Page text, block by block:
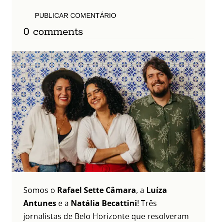
PUBLICAR COMENTÁRIO
0 comments
Somos o Rafael Sette Câmara, a Luíza
Antunes e a Natália Becattini! Três
jornalistas de Belo Horizonte que resolveram